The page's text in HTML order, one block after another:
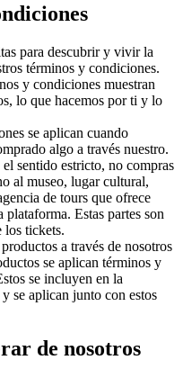
para descubrir y vivir la
términos y condiciones.
y condiciones muestran
lo que hacemos por ti y lo
se aplican cuando
algo a través nuestro.
sentido estricto, no compras
al museo, lugar cultural,
de tours que ofrece
plataforma. Estas partes son
los tickets.
a través de nosotros
se aplican términos y
se incluyen en la
se aplican junto con estos
de nosotros